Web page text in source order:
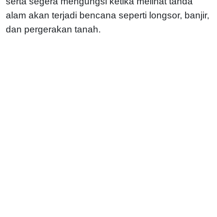
alam akan terjadi bencana seperti longsor, banjir,
dan pergerakan tanah.